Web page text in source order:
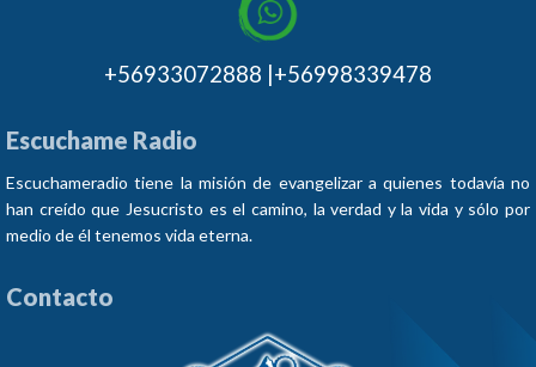
+56933072888 |+56998339478
Escuchame Radio
Escuchameradio tiene la misión de evangelizar a quienes todavía no
han creído que Jesucristo es el camino, la verdad y la vida y sólo por
medio de él tenemos vida eterna.
Contacto